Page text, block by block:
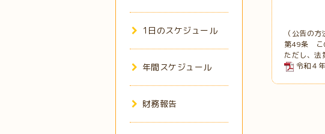
（公告の方
第49条 こ
ただし、法
令和４
1日のスケジュール
年間スケジュール
財務報告